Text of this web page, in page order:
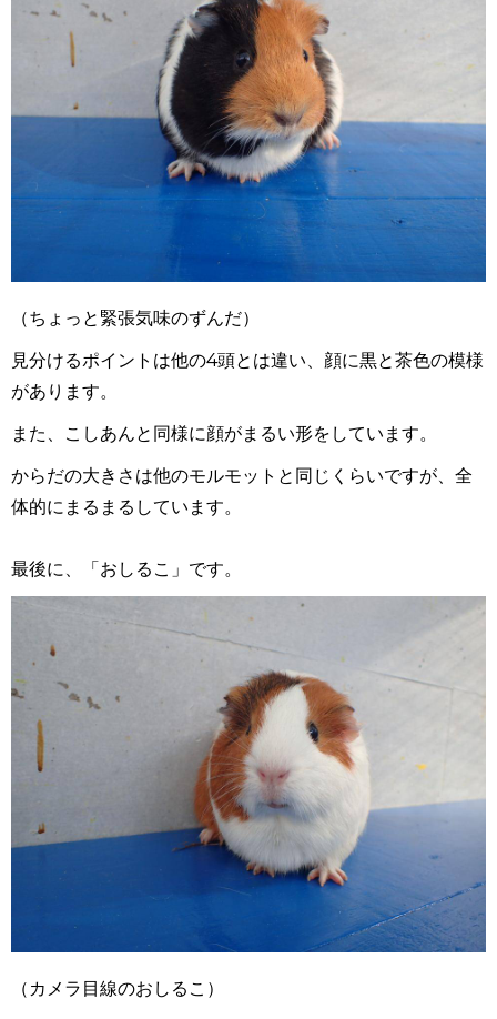
（ちょっと緊張気味のずんだ）
見分けるポイントは他の4頭とは違い、顔に黒と茶色の模様
があります。
また、こしあんと同様に顔がまるい形をしています。
からだの大きさは他のモルモットと同じくらいですが、全
体的にまるまるしています。
最後に、「おしるこ」です。
（カメラ目線のおしるこ）